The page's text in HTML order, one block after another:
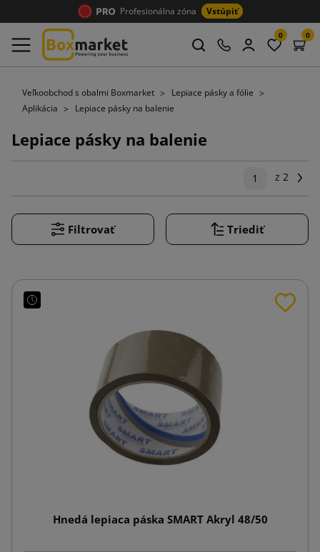
Profesionálna zóna Vstúpiť
0 0
Veľkoobchod s obalmi Boxmarket
Lepiace pásky a fólie
Aplikácia
Lepiace pásky na balenie
Lepiace pásky na balenie
1 z 2
Filtrovať Triediť
Hnedá lepiaca páska SMART Akryl 48/50